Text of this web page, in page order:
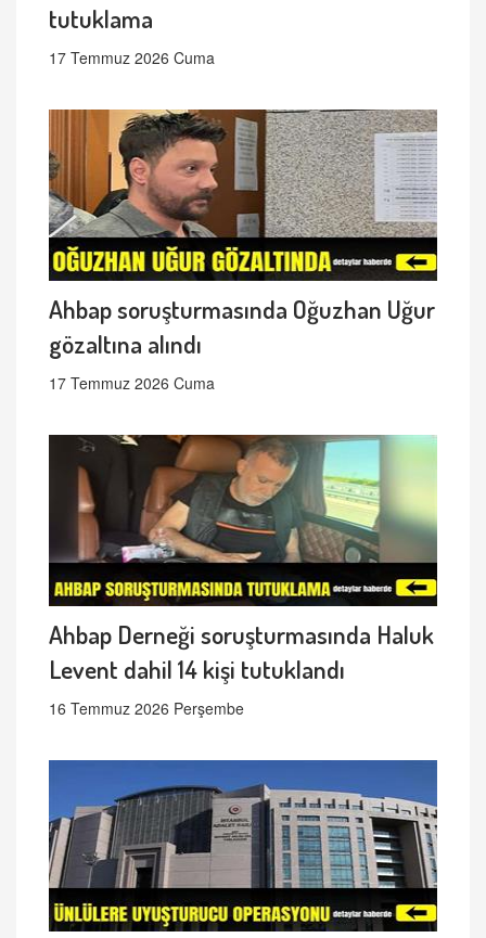
tutuklama
17 Temmuz 2026 Cuma
Ahbap soruşturmasında Oğuzhan Uğur
gözaltına alındı
17 Temmuz 2026 Cuma
Ahbap Derneği soruşturmasında Haluk
Levent dahil 14 kişi tutuklandı
16 Temmuz 2026 Perşembe